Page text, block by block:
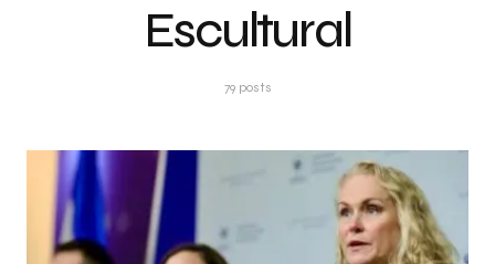
Escultural
79 posts